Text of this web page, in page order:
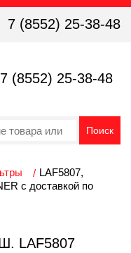
7 (8552) 25-38-48
7 (8552) 25-38-48
LAF5807,
с доставкой по
LAF5807